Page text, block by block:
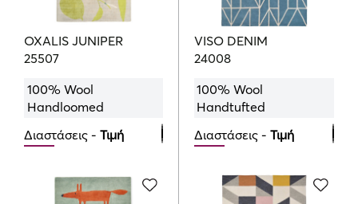
OXALIS JUNIPER
25507
100% Wool
Handloomed
Διαστάσεις -Τιμή
1765.00
VISO DENIM
24008
100% Wool
Handtufted
Διαστάσεις -Τιμή
639.00€